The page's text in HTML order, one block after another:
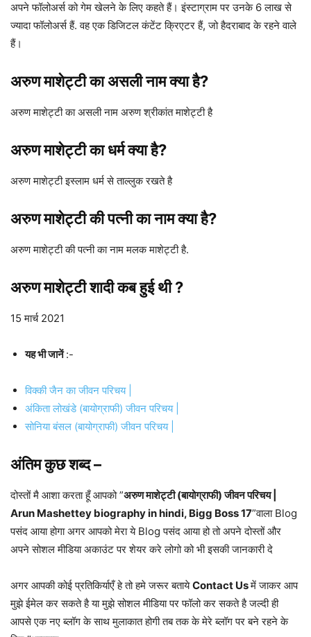
अपने फॉलोअर्स को गेम खेलने के लिए कहते हैं। इंस्टाग्राम पर उनके 6 लाख से
ज्यादा फॉलोअर्स हैं. वह एक डिजिटल कंटेंट क्रिएटर हैं, जो हैदराबाद के रहने वाले
हैं।
अरुण माशेट्टी का असली नाम क्या है?
अरुण माशेट्टी का असली नाम अरुण श्रीकांत माशेट्टी है
अरुण माशेट्टी का धर्म क्या है?
अरुण माशेट्टी इस्लाम धर्म से ताल्लुक रखते है
अरुण माशेट्टी की पत्नी का नाम क्या है?
अरुण माशेट्टी की पत्नी का नाम मलक माशेट्टी है.
अरुण माशेट्टी शादी कब हुई थी ?
15 मार्च 2021
यह भी जानें:-
विक्की जैन का जीवन परिचय |
अंकिता लोखंडे (बायोग्राफी) जीवन परिचय |
सोनिया बंसल (बायोग्राफी) जीवन परिचय |
अंतिम कुछ शब्द –
दोस्तों मै आशा करता हूँ आपको ”अरुण माशेट्टी (बायोग्राफी) जीवन परिचय |
Arun Mashettey biography in hindi, Bigg Boss 17”वाला Blog
पसंद आया होगा अगर आपको मेरा ये Blog पसंद आया हो तो अपने दोस्तों और
अपने सोशल मीडिया अकाउंट पर शेयर करे लोगो को भी इसकी जानकारी दे
अगर आपकी कोई प्रतिकिर्याएँ हे तो हमे जरूर बतायेContact Usमें जाकर आप
मुझे ईमेल कर सकते है या मुझे सोशल मीडिया पर फॉलो कर सकते है जल्दी ही
आपसे एक नए ब्लॉग के साथ मुलाकात होगी तब तक के मेरे ब्लॉग पर बने रहने के